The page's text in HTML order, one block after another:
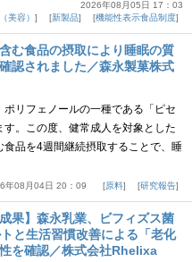
2026年08月05日 17：03
美容） 新製品 機能性表示食品制度
む食品の摂取により睡眠の質
認されました／森永製菓株式
リフェノールの一種である「ピセ
。この度、健常成人を対象とした
品を4週間継続摂取することで、睡
年08月04日 20：09 原料 研究報告
果】森永乳業、ビフィズス菌
と生活習慣改善による「老化
を確認／株式会社Rhelixa